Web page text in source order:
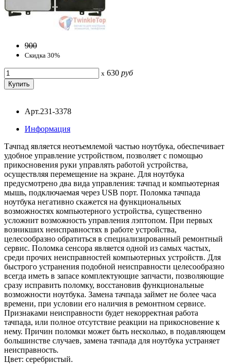
900
Скидка 30%
x 630 руб
Арт.231-3378
Информация
Тачпад является неотъемлемой частью ноутбука, обеспечивает
удобное управление устройством, позволяет с помощью
прикосновения руки управлять работой устройства,
осуществляя перемещение на экране. Для ноутбука
предусмотрено два вида управления: тачпад и компьютерная
мышь, подключаемая через USB порт. Поломка тачпада
ноутбука негативно скажется на функциональных
возможностях компьютерного устройства, существенно
усложнит возможность управления лэптопом. При первых
возникших неисправностях в работе устройства,
целесообразно обратиться в специализированный ремонтный
сервис. Поломка сенсора является одной из самых частых,
среди прочих неисправностей компьютерных устройств. Для
быстрого устранения подобной неисправности целесообразно
всегда иметь в запасе комплектующие запчасти, позволяющие
сразу исправить поломку, восстановив функциональные
возможности ноутбука. Замена тачпада займет не более часа
времени, при условии его наличия в ремонтном сервисе.
Признаками неисправности будет некорректная работа
тачпада, или полное отсутствие реакции на прикосновение к
нему. Причин поломки может быть несколько, в подавляющем
большинстве случаев, замена тачпада для ноутбука устраняет
неисправность.
Цвет: серебристый.